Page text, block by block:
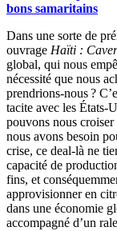
bons samaritains
Dans une sorte de
ouvrage Haïti :
global, qui nous
nécessité que nous
prendrions-nous ?
tacite avec les États-
pouvons nous
nous avons besoin
crise, ce deal-là ne
capacité de
fins, et
approvisionner en
dans une économie
accompagné d’un